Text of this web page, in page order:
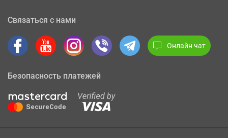
Связаться с нами
Онлайн чат
Безопасность платежей